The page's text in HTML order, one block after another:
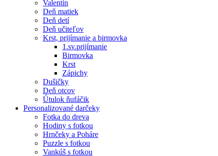
Valentín
Deň matiek
Deň detí
Deň učiteľov
Krst, prijímanie a birmovka
1.sv.prijímanie
Birmovka
Krst
Zápichy
Dušičky
Deň otcov
Útulok ňufáčik
Personalizované darčeky
Fotka do dreva
Hodiny s fotkou
Hrnčeky a Poháre
Puzzle s fotkou
Vankúš s fotkou